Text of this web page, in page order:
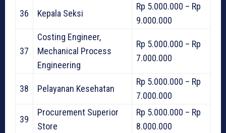
36 Kepala Seksi
Rp 5.000.000 – Rp
9.000.000
37
Costing Engineer,
Mechanical Process
Engineering
Rp 5.000.000 – Rp
7.000.000
38 Pelayanan Kesehatan
Rp 5.000.000 – Rp
7.000.000
39
Procurement Superior
Store
Rp 5.000.000 – Rp
8.000.000